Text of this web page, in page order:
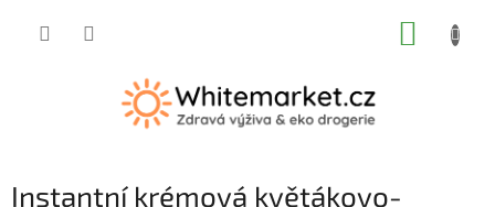
Instantní krémová květákovo-